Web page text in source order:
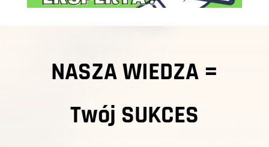
NASZA WIEDZA =
Twój SUKCES